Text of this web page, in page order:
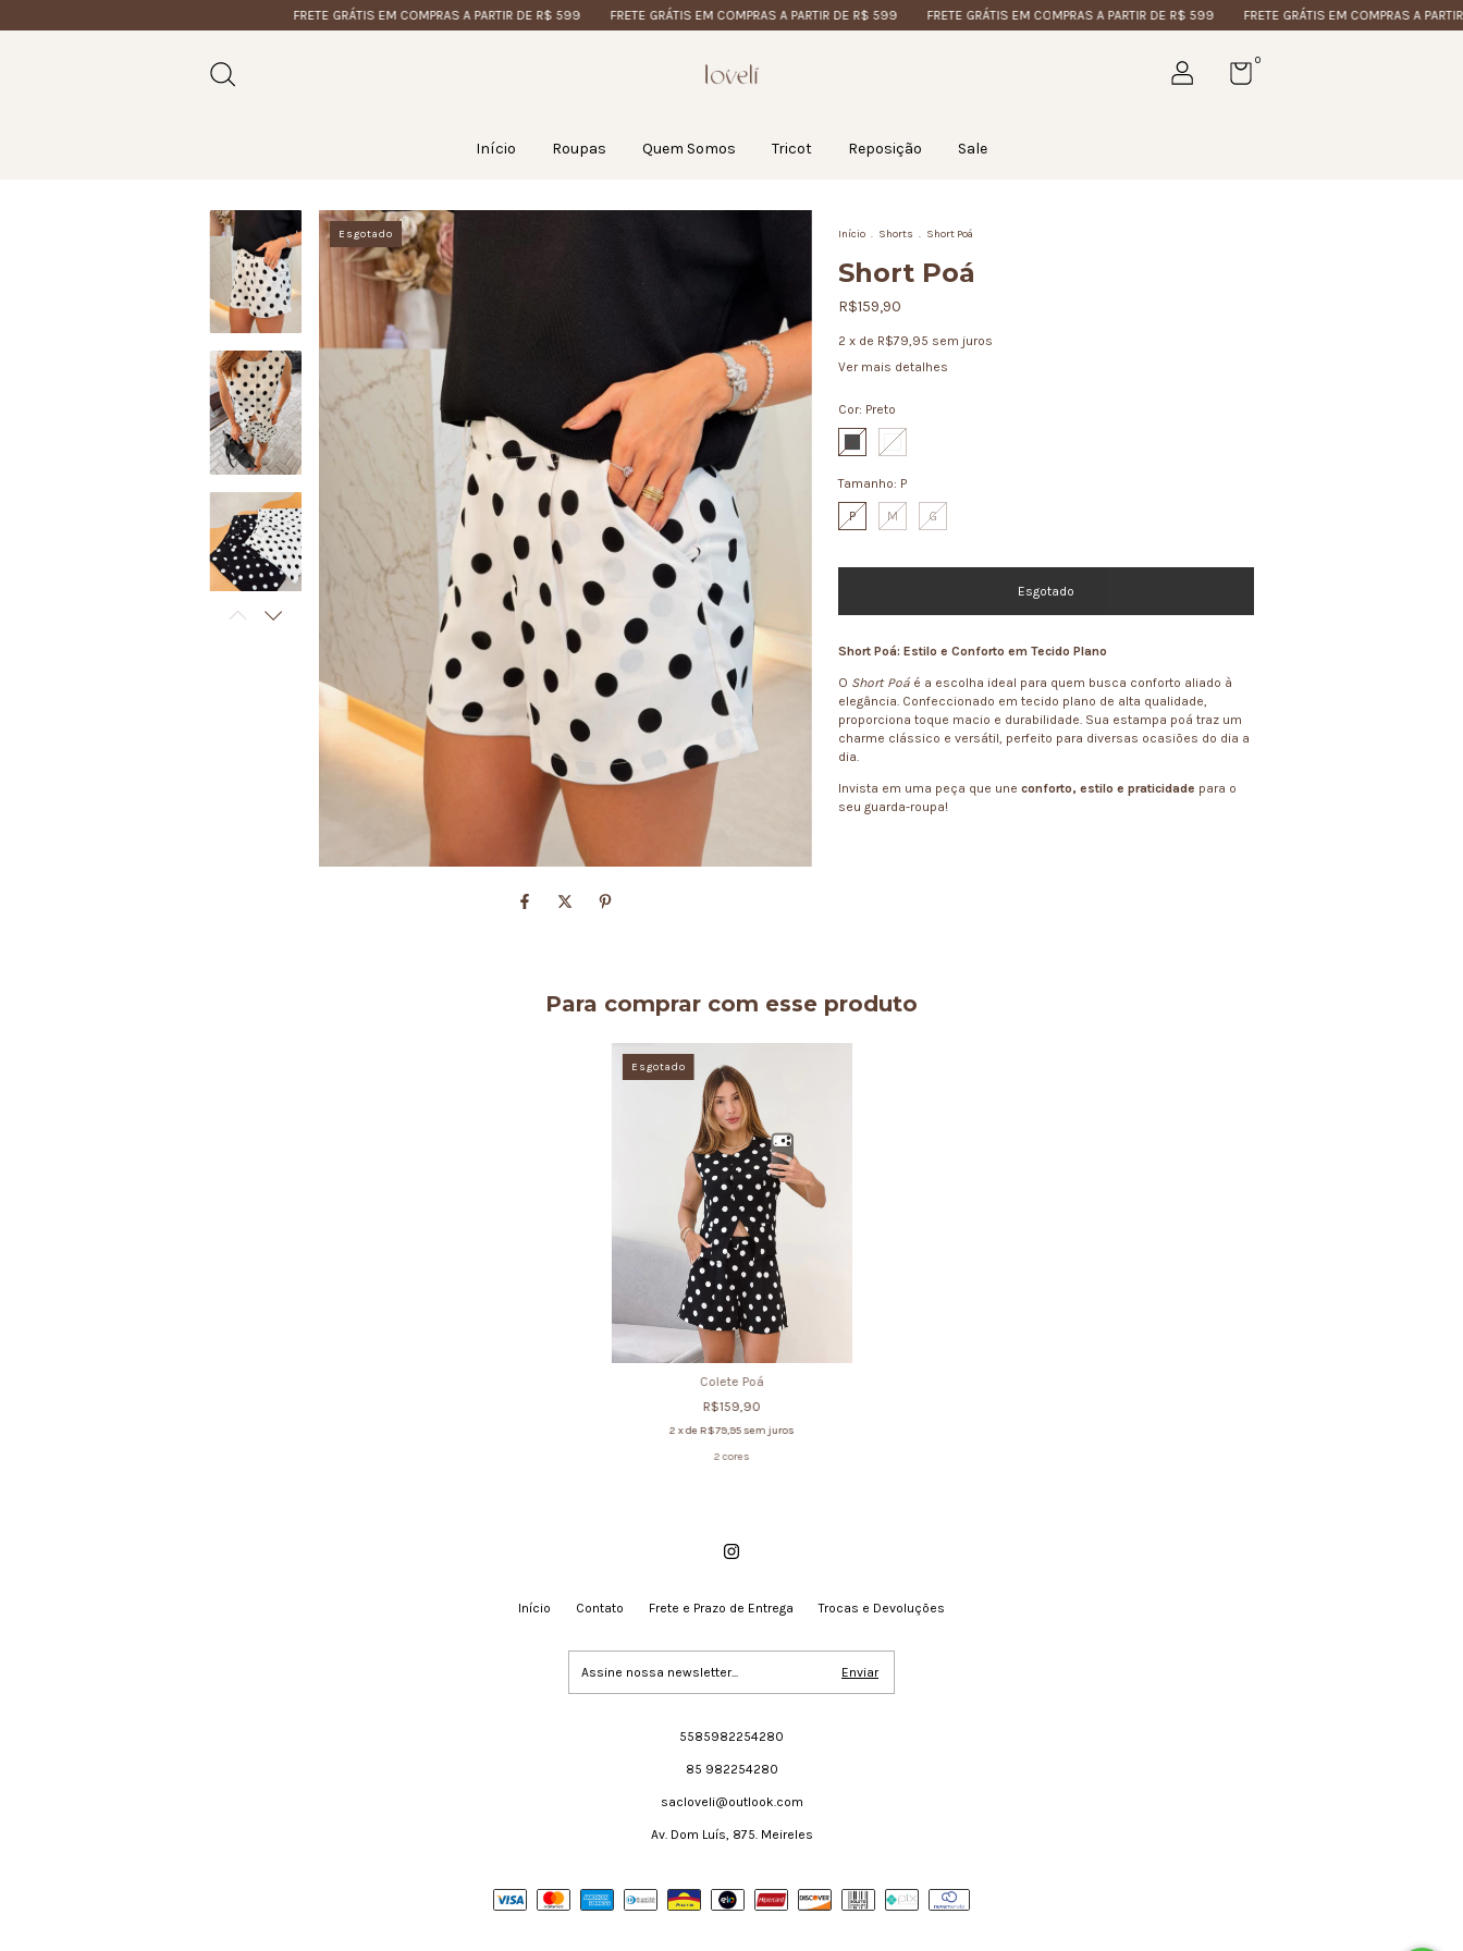
FRETE GRÁTIS EM COMPRAS A PARTIR DE R$ 599 FRETE GRÁTIS EM COMPRAS A PARTIR DE R$ 599 FRETE GRÁTIS EM COMPRAS A PARTIR DE R$ 599 FRETE GRÁTIS EM COMPRAS A PARTIR DE
0
Início Roupas Quem Somos Tricot Reposição Sale
Esgotado Início . Shorts . Short Poá
Short Poá
R$159,90
2 x de R$79,95 sem juros
Ver mais detalhes
Cor: Preto
Tamanho: P
P M G
Short Poá: Estilo e Conforto em Tecido Plano
O Short Poáé a escolha ideal para quem busca conforto aliado à
elegância. Confeccionado em tecido plano de alta qualidade,
proporciona toque macio e durabilidade. Sua estampa poá traz um
charme clássico e versátil, perfeito para diversas ocasiões do dia a
dia.
Invista em uma peça que une conforto, estilo e praticidade para o
seu guarda-roupa!
Para comprar com esse produto
Esgotado
Colete Poá
R$159,90
2 x deR$79,95 sem juros
2 cores
Início Contato Frete e Prazo de Entrega Trocas e Devoluções
5585982254280
85 982254280
sacloveli@outlook.com
Av. Dom Luís, 875. Meireles